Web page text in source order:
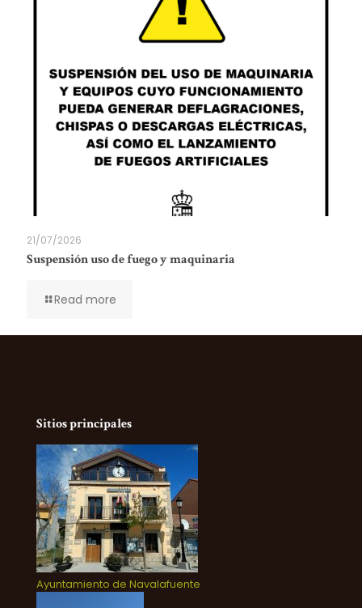
21/07/2026
Suspensión uso de fuego y maquinaria
Read more
Sitios principales
Ayuntamiento de Navalafuente